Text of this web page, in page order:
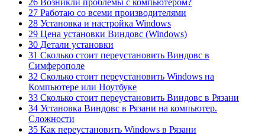
27 Работаю со всеми производителями
28 Установка и настройка Windows
29 Цена установки Виндовс (Windows)
30 Детали установки
31 Сколько стоит переустановить Виндовс в
Симферополе
32 Сколько стоит переустановить Windows на
Компьютере или Ноутбуке
33 Сколько стоит переустановить Виндовс в Рязани
34 Установка Виндовс в Рязани на компьютер.
Cложности
35 Как переустановить Windows в Рязани